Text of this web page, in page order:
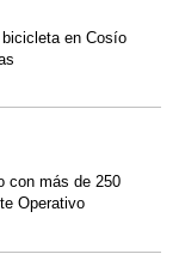
en Cosío
con más de 250
Operativo